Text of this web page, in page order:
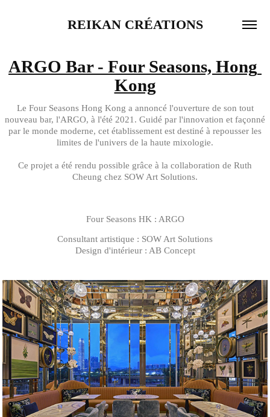
REIKAN CRÉATIONS
ARGO Bar - Four Seasons, Hong
Kong
Le Four Seasons Hong Kong a annoncé l'ouverture de son tout
nouveau bar, l'ARGO, à l'été 2021. Guidé par l'innovation et façonné
par le monde moderne, cet établissement est destiné à repousser les
limites de l'univers de la haute mixologie.
Ce projet a été rendu possible grâce à la collaboration de Ruth
Cheung chez SOW Art Solutions.
Four Seasons HK : ARGO
Consultant artistique : SOW Art Solutions
Design d'intérieur : AB Concept